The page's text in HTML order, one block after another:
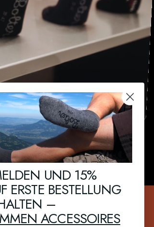
MULESING FREI
Tierschutz wird im Hause Bolter groß geschrieben.
Deswegen ist unsere Wolle 100% Mulesing frei!
UND 15%
ERSTE BESTELLUNG
–
ACCESSOIRES